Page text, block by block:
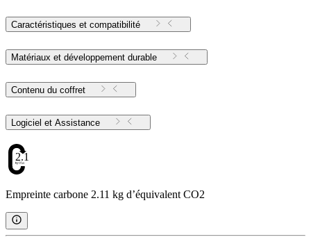
Caractéristiques et compatibilité
Matériaux et développement durable
Contenu du coffret
Logiciel et Assistance
2.11
Empreinte carbone 2.11 kg d’équivalent CO2